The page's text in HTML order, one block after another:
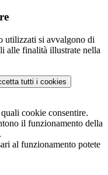
utilizzati si avvalgono di
alle finalità illustrate nella
tutti i cookies
cookie consentire.
il funzionamento della
al funzionamento potete